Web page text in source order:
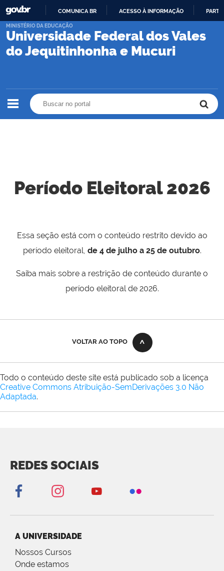
PARA
CONTEÚDO
COMUNICA BR ACESSO À INFORMAÇÃO
Universidade Federal dos Vales
do Jequitinhonha e Mucuri
MINISTÉRIO DA EDUCAÇÃO
Período Eleitoral 2026
Essa seção está com o conteúdo restrito devido ao
período eleitoral, de 4 de julho a 25 de outubro.
Saiba mais sobre a restrição de conteúdo durante o
período eleitoral de 2026.
VOLTAR AO TOPO
Todo o conteúdo deste site está publicado sob a licença
Creative Commons Atribuição-SemDerivações 3.0 Não
Adaptada.
REDES SOCIAIS
A UNIVERSIDADE
Nossos Cursos
Onde estamos